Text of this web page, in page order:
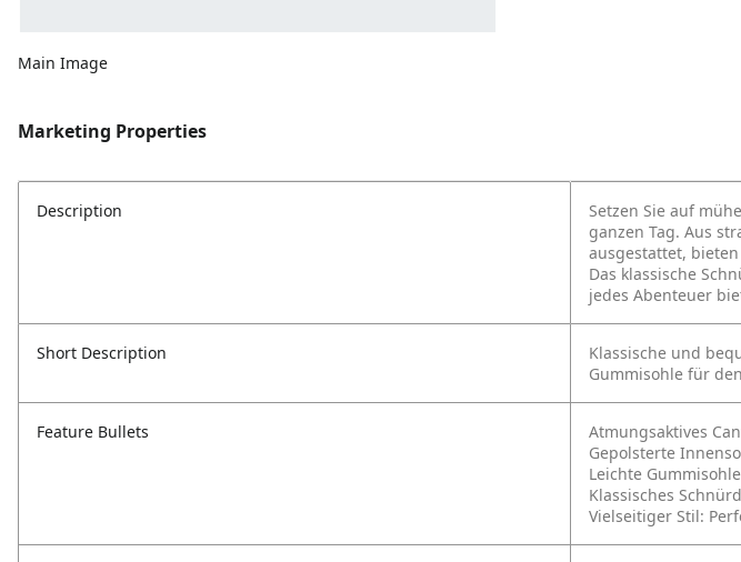
Main Image
Marketing Properties
Description
Setzen Sie auf
ganzen Tag. Aus
ausgestattet,
Das klassische
jedes Abenteuer
Short Description
Klassische und
Gummisohle für
Feature Bullets
Atmungsaktives
Gepolsterte
Leichte
Klassisches
Vielseitiger Stil: